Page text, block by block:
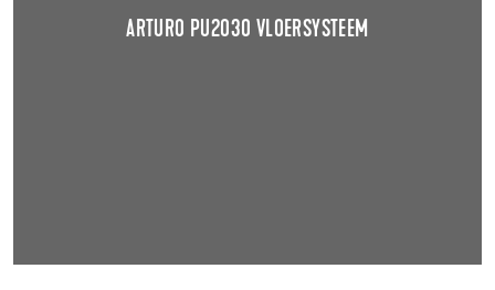
ARTURO PU2030 VLOERSYSTEEM